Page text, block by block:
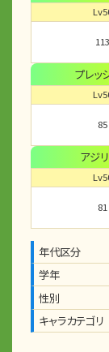
113
プレッ
85
アジ
81
年代区分
学年
性別
キャラカテゴリ